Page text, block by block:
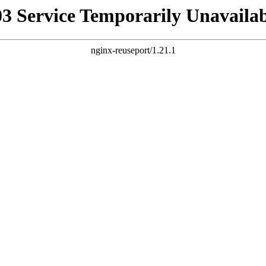
Service Temporarily
nginx-reuseport/1.21.1